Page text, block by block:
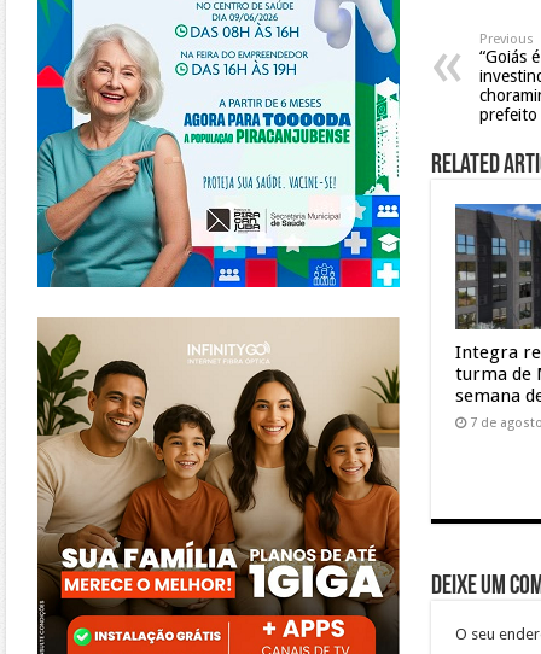
Previous
“Goiás
prefeito
Related
Integra
turma de
semana
7 de
Deixe um
O seu
https://www.infinitygo.com.br/